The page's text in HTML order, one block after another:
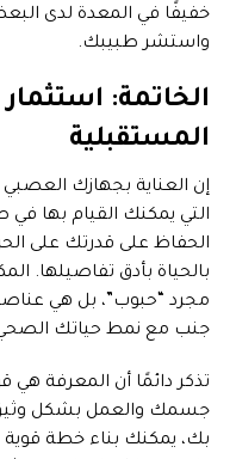
خفيفًا في المعدة لدى
واستشر طبيبك.
الخاتمة:
المستقبلية
إن العناية بجهازك
التي يمكنك القيام بها
الحفاظ على قدرتك على
بالحياة بأدق تفاصيلها.
مجرد “حبوب”، بل هي
جنب مع نمط حياتك
تذكر دائمًا أن المعرفة
جسمك والعمل بشكل
بك، يمكنك بناء خطة